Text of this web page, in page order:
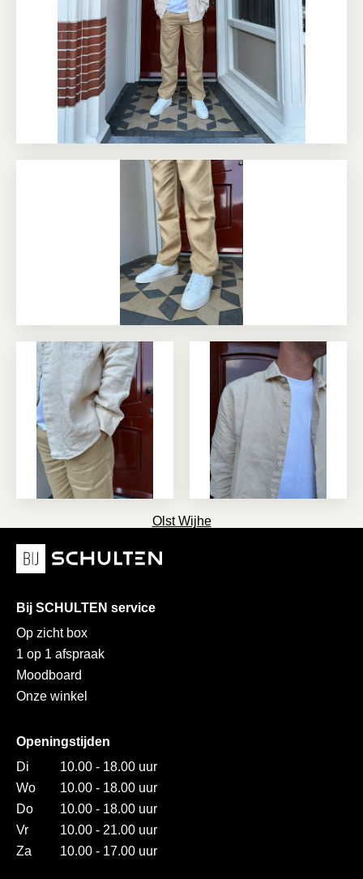
Olst Wijhe
Bij SCHULTEN service
Op zicht box
1 op 1 afspraak
Moodboard
Onze winkel
Openingstijden
Di
10.00 - 18.00 uur
Wo
10.00 - 18.00 uur
Do
10.00 - 18.00 uur
Vr
10.00 - 21.00 uur
Za
10.00 - 17.00 uur